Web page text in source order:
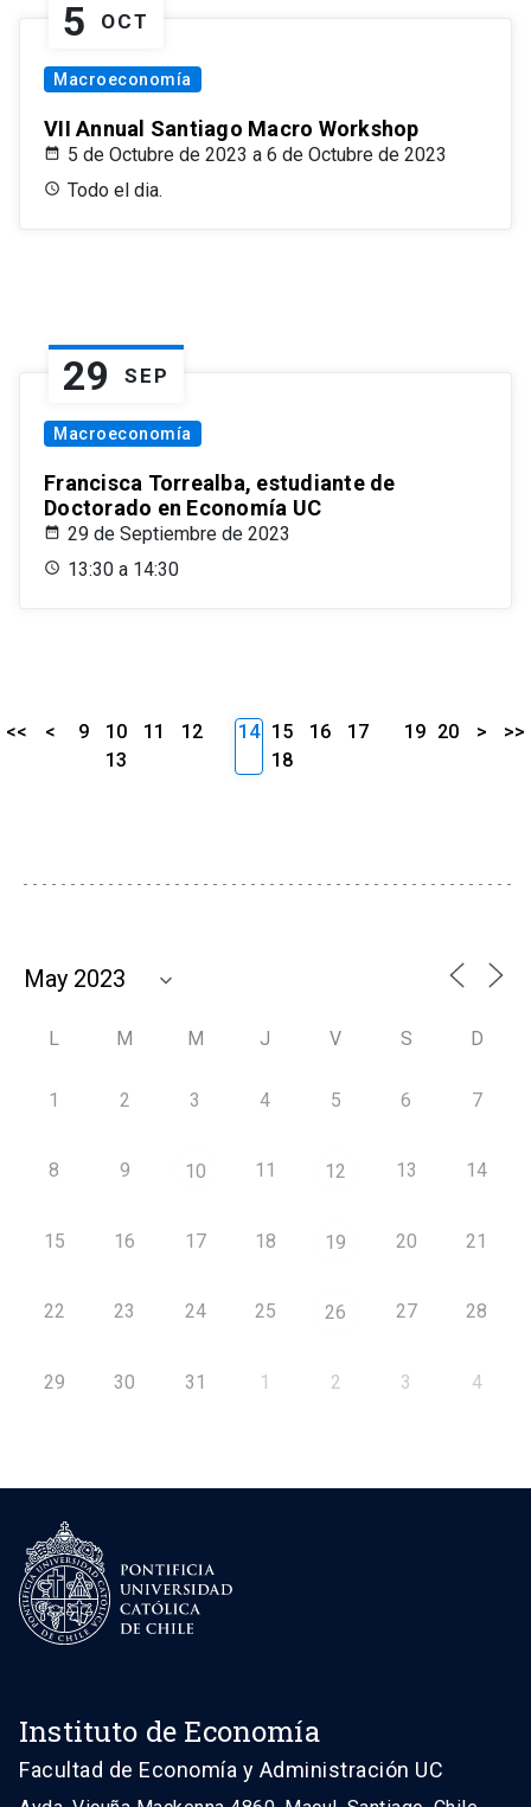
5 OCT
Macroeconomía
VII Annual Santiago Macro Workshop
5 de Octubre de 2023 a 6 de Octubre de 2023
Todo el dia.
29 SEP
Macroeconomía
Francisca Torrealba, estudiante de
Doctorado en Economía UC
29 de Septiembre de 2023
13:30 a 14:30
<< < 9 10 11
12
13
14 15 16
17
18
19 20 > >>
L M M J V S D
1 2 3 4 5 6 7
8 9 10 11 12 13 14
15 16 17 18 19 20 21
22 23 24 25 26 27 28
29 30 31 1 2 3 4
Instituto de Economía
Facultad de Economía y Administración UC